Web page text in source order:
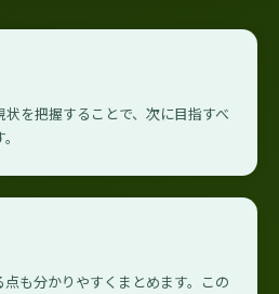
を把握することで、次に目指すべ
も分かりやすくまとめます。この